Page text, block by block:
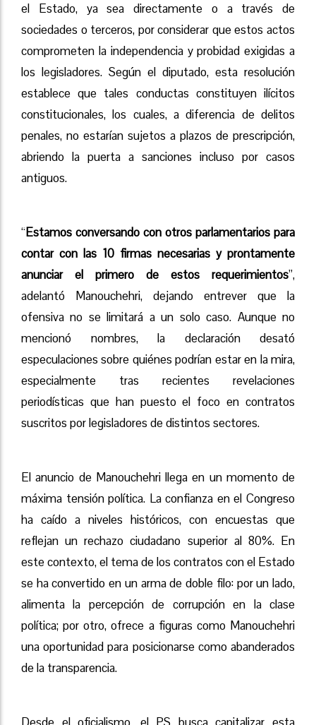
el Estado, ya sea directamente o a través de
sociedades o terceros, por considerar que estos actos
comprometen la independencia y probidad exigidas a
los legisladores. Según el diputado, esta resolución
establece que tales conductas constituyen ilícitos
constitucionales, los cuales, a diferencia de delitos
penales, no estarían sujetos a plazos de prescripción,
abriendo la puerta a sanciones incluso por casos
antiguos.
“Estamos conversando con otros parlamentarios para
contar con las 10 firmas necesarias y prontamente
anunciar el primero de estos requerimientos”,
adelantó Manouchehri, dejando entrever que la
ofensiva no se limitará a un solo caso. Aunque no
mencionó nombres, la declaración desató
especulaciones sobre quiénes podrían estar en la mira,
especialmente tras recientes revelaciones
periodísticas que han puesto el foco en contratos
suscritos por legisladores de distintos sectores.
El anuncio de Manouchehri llega en un momento de
máxima tensión política. La confianza en el Congreso
ha caído a niveles históricos, con encuestas que
reflejan un rechazo ciudadano superior al 80%. En
este contexto, el tema de los contratos con el Estado
se ha convertido en un arma de doble filo: por un lado,
alimenta la percepción de corrupción en la clase
política; por otro, ofrece a figuras como Manouchehri
una oportunidad para posicionarse como abanderados
de la transparencia.